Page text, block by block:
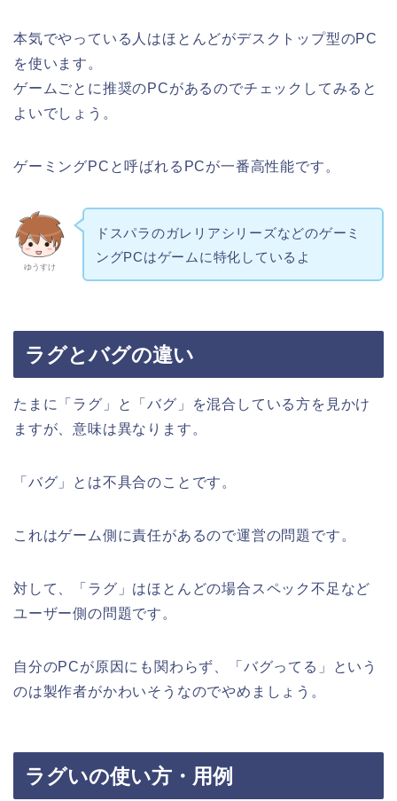
本気でやっている人はほとんどがデスクトップ型のPC
を使います。
ゲームごとに推奨のPCがあるのでチェックしてみると
よいでしょう。
ゲーミングPCと呼ばれるPCが一番高性能です。
ゆうすけ
ドスパラのガレリアシリーズなどのゲーミ
ングPCはゲームに特化しているよ
ラグとバグの違い
たまに「ラグ」と「バグ」を混合している方を見かけ
ますが、意味は異なります。
「バグ」とは不具合のことです。
これはゲーム側に責任があるので運営の問題です。
対して、「ラグ」はほとんどの場合スペック不足など
ユーザー側の問題です。
自分のPCが原因にも関わらず、「バグってる」という
のは製作者がかわいそうなのでやめましょう。
ラグいの使い方・用例